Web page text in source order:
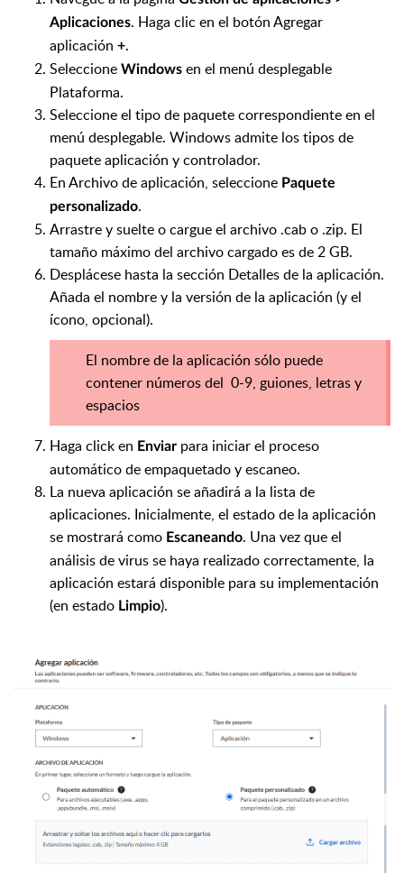
Aplicaciones. Haga clic en el botón Agregar
aplicación +.
Seleccione Windows en el menú desplegable
Plataforma.
Seleccione el tipo de paquete correspondiente en el
menú desplegable. Windows admite los tipos de
paquete aplicación y controlador.
En Archivo de aplicación, seleccione Paquete
personalizado.
Arrastre y suelte o cargue el archivo .cab o .zip. El
tamaño máximo del archivo cargado es de 2 GB.
Desplácese hasta la sección Detalles de la aplicación.
Añada el nombre y la versión de la aplicación (y el
ícono, opcional).
El nombre de la aplicación sólo puede
contener números del 0-9, guiones, letras y
espacios
Haga click en Enviar para iniciar el proceso
automático de empaquetado y escaneo.
La nueva aplicación se añadirá a la lista de
aplicaciones. Inicialmente, el estado de la aplicación
se mostrará como Escaneando. Una vez que el
análisis de virus se haya realizado correctamente, la
aplicación estará disponible para su implementación
(en estado Limpio).